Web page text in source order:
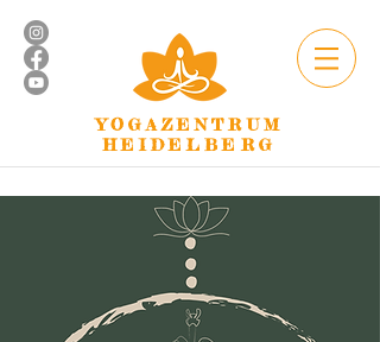
YOGAZENTRUM
HEIDELBERG